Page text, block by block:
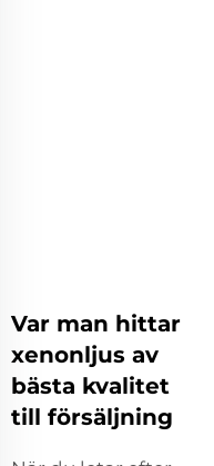
Var man hittar
xenonljus av
bästa kvalitet
till försäljning